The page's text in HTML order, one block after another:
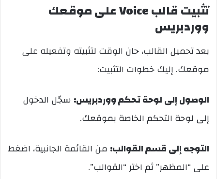
تثبيت قالب Voice على موقعك
ووردبريس
بعد تحميل القالب، حان الوقت لتثبيته وتفعيله على
موقعك. إليك خطوات التثبيت:
الوصول إلى لوحة تحكم ووردبريس: سجّل الدخول
إلى لوحة التحكم الخاصة بموقعك.
التوجه إلى قسم القوالب: من القائمة الجانبية، اضغط
على “المظهر” ثم اختر “القوالب”.